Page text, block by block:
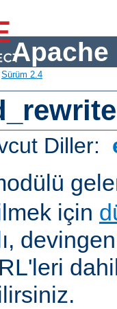
Apache
Sürüm 2.4
Diller:
için